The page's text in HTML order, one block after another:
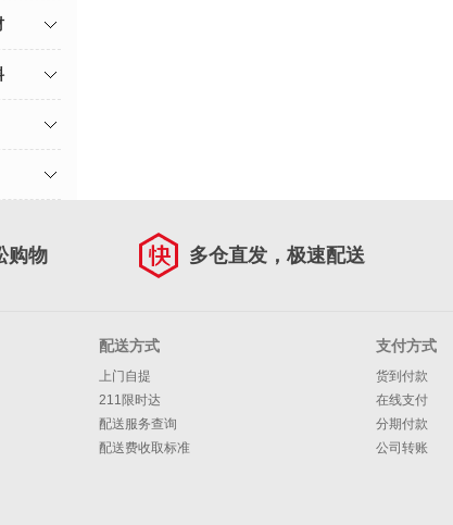
购物 多仓直发，极速配送
配送方式
上门自提
211限时达
配送服务查询
配送费收取标准
支付方式
货到付款
在线支付
分期付款
公司转账